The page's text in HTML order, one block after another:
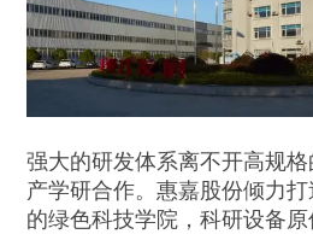
强大的研发体系离不开高规
产学研合作。惠嘉股份倾力
的绿色科技学院，科研设备